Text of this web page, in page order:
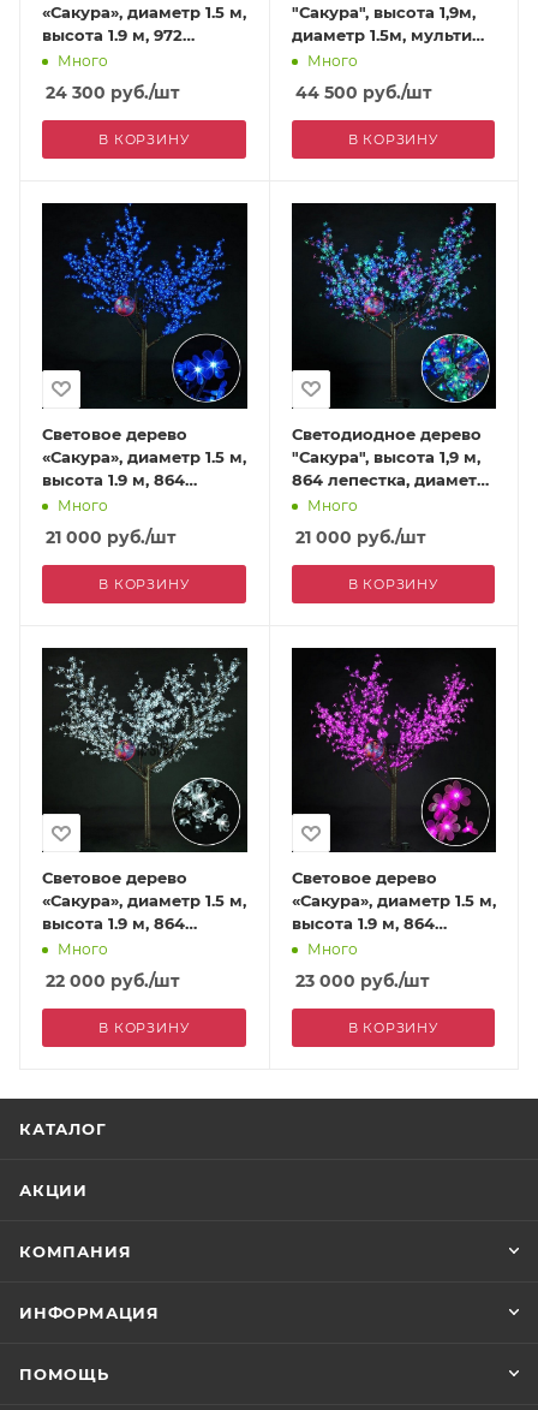
«Сакура», диаметр 1.5 м,
высота 1.9 м, 972
лепестка, белое
Много
24 300 руб./шт
В КОРЗИНУ
"Сакура", высота 1,9м,
диаметр 1.5м, мульти
972Много
44 500 руб./шт
В КОРЗИНУ
Световое дерево
«Сакура», диаметр 1.5 м,
высота 1.9 м, 864
лепестка, синее
Много
21 000 руб./шт
В КОРЗИНУ
Светодиодное дерево
"Сакура", высота 1,9 м,
864 лепестка, диаметр
1.5м, мульти
Много
21 000 руб./шт
В КОРЗИНУ
Световое дерево
«Сакура», диаметр 1.5 м,
высота 1.9 м, 864
лепестка, белое
Много
22 000 руб./шт
В КОРЗИНУ
Световое дерево
«Сакура», диаметр 1.5 м,
высота 1.9 м, 864
лепестка, розовое
Много
23 000 руб./шт
В КОРЗИНУ
КАТАЛОГ
АКЦИИ
КОМПАНИЯ
ИНФОРМАЦИЯ
ПОМОЩЬ